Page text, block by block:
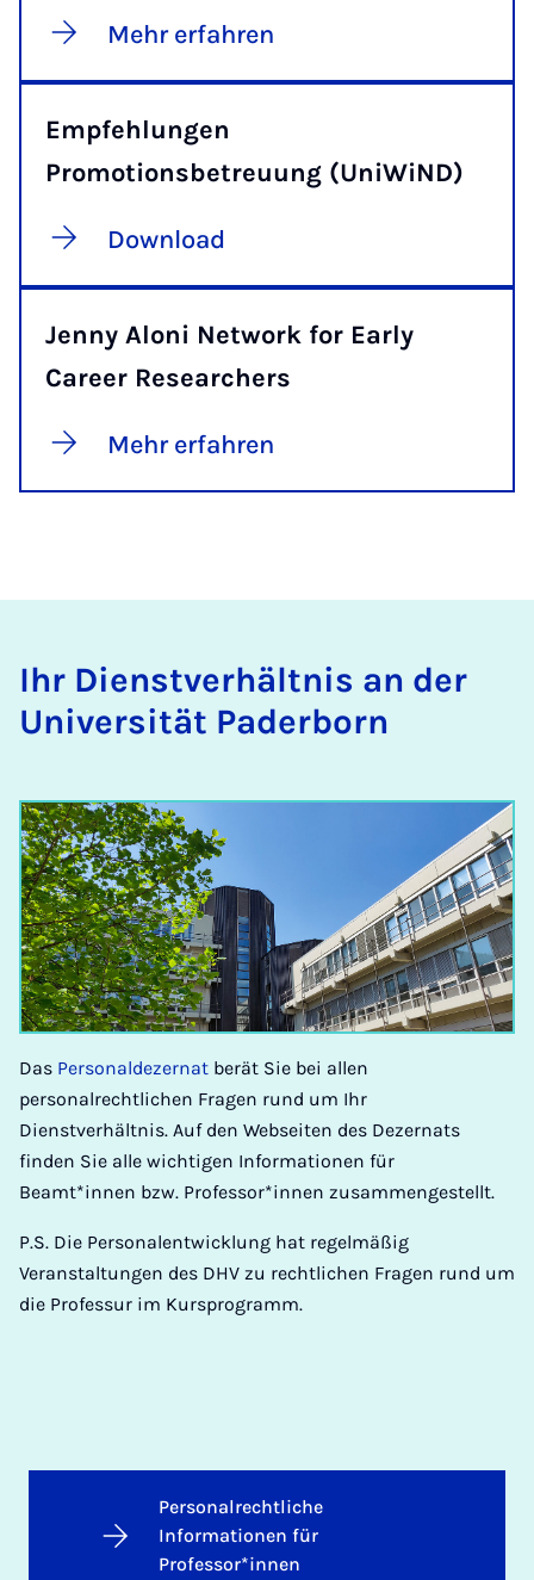
Mehr erfahren
Empfehlungen
Promotionsbetreuung (UniWiND)
Download
Jenny Aloni Network for Early
Career Researchers
Mehr erfahren
Ihr Dienst­ver­hält­nis an der
Uni­ver­si­tät Pa­der­born
Das Personaldezernat berät Sie bei allen
personalrechtlichen Fragen rund um Ihr
Dienstverhältnis. Auf den Webseiten des Dezernats
finden Sie alle wichtigen Informationen für
Beamt*innen bzw. Professor*innen zusammengestellt.
P.S. Die Personalentwicklung hat regelmäßig
Veranstaltungen des DHV zu rechtlichen Fragen rund um
die Professur im Kursprogramm.
Personalrechtliche
Informationen für
Professor*innen